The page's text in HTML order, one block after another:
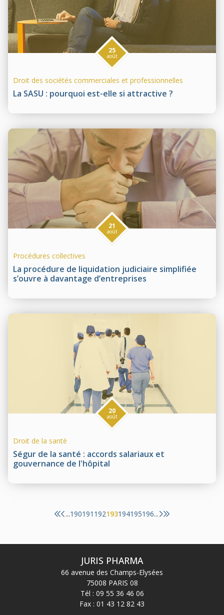
La SASU : pourquoi est-elle si attractive ?
25
août
Droit des sociétés commerciales et professionnelles
La procédure de liquidation judiciaire simplifiée
s’ouvre à davantage d’entreprises
21
août
Procédures collectives
Ségur de la santé : accords salariaux et
gouvernance de l'hôpital
20
août
Droit de la santé
...190191 192193194195196...
JURIS PHARMA
66 avenue des Champs-Elysées
75008 PARIS 08
Tél : 09 55 36 46 06
Fax : 01 43 12 82 43